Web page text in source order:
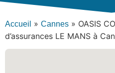
Accueil » Cannes » OASIS
d’assurances LE MANS à